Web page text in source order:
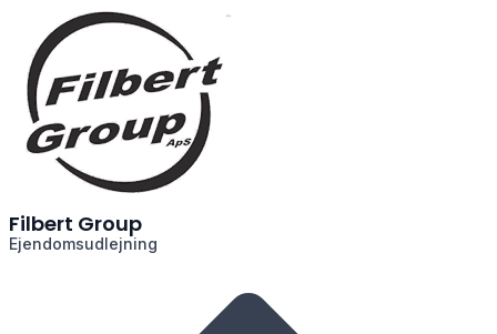
Filbert Group
Ejendomsudlejning